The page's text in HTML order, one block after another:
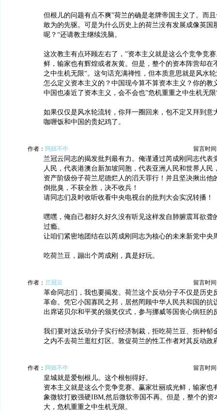
但根儿的问题有点不爽”荷兰的确是老牌帝国主义了。而
敢为的先驱。可是为什么历史上的荷兰没有发展成像英国
呢？“还请教主继续洗脑。
这次教主有点环顾左右了，”资本主义就是这么个竞争竞
鲜，输家也有辉煌或者灰黄。但是，整个的资本阵营却在
之中生机无限“。这句话充满禅性，但本质意思就是风水
怎么定义资本主义的？中国现今算不算资本主义？你的教
中国也凑近了资本主义，会不会也”危机重重之中生机无限
如果仅仅是风水轮流转，你拜一圈回来，包不定又拜到意
咖喱饭和中国的贵妃鸡了。
作者： 阿妞不牛 留言时间
兰冠云同志的揭发批判最有力。俺谨通过芮成刚同志代表
人民，代表港澳台新加坡同胞，代表亚洲人民和世界人民
资产阶级份子荷兰尼德烂人的滔天罪行！并且坚决揪出他
倒批臭，不获全胜，决不收兵！
请同志们及时收听收看中央电视台的批判大会实况转播！
嘿嘿，俺自己都好久好久没有听见这样发自肺腑震耳欲聋
过瘾。
让咱们紧密地团结在以芮成刚同志为核心的未来新党中央
吃荷兰豆，蹦出个芮成刚，真是好玩。
作者： 兰冠云 留言时间
革命同志们，我也要揭发。荷兰这个反动分子不仅是历史
革命。凭它小国寡民之邦，居然罔顾中华人民共和国的抗
出席诺贝尔和平奖的颁奖仪式，参与挪威等国丧心病狂的
我们要对这反动分子实行经济制裁，拒吃荷兰豆、拒种郁
之内不去荷兰逛红灯区。敦促荷兰的性工作者对其反动政
作者： 阿妞不牛 留言时间
皇城就是爱刨根儿。这个根刨得好。
资本主义就是这么个竞争竞赛。赢家壮丽或光鲜，输家也
象微软打败强硬IBM,然后微软帝国不再。但是，整个的资
大，危机重重之中生机无限。